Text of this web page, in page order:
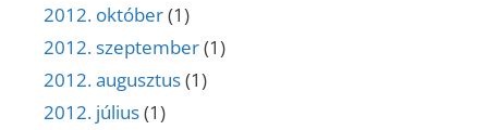
2012. október(1)
2012. szeptember(1)
2012. augusztus(1)
2012. július(1)